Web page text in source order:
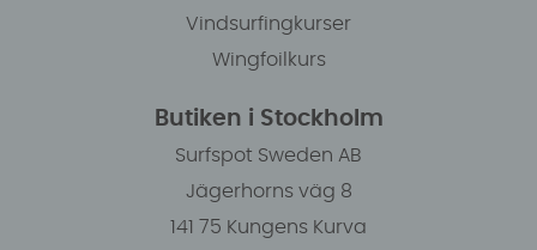
Vindsurfingkurser
Wingfoilkurs
Butiken i Stockholm
Surfspot Sweden AB
Jägerhorns väg 8
141 75 Kungens Kurva